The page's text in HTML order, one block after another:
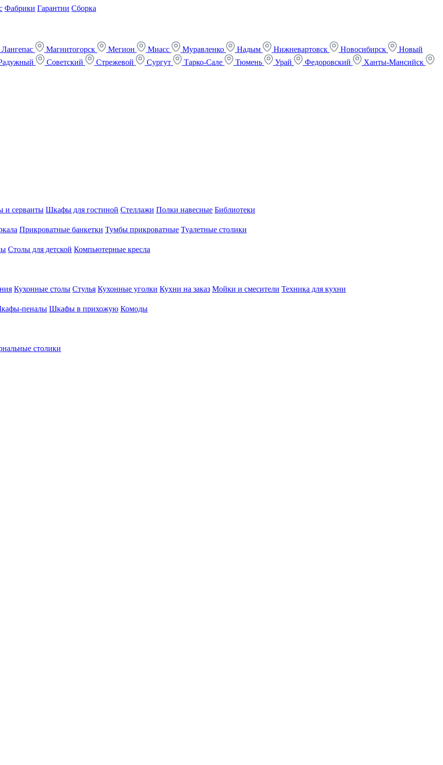
Фабрики Гарантии Сборка
Лангепас Магнитогорск Мегион Миасс Муравленко Надым Нижневартовск Новосибирск
Новый
Советский Стрежевой Сургут Тарко-Сале Тюмень Урай Федоровский
Ханты-Мансийск
и серванты Шкафы для гостиной Стеллажи Полки навесные Библиотеки
Прикроватные банкетки Тумбы прикроватные Туалетные столики
Столы для детской Компьютерные кресла
Кухонные столы Стулья Кухонные уголки Кухни на заказ Мойки и смесители Техника для кухни
пеналы Шкафы в прихожую Комоды
столики